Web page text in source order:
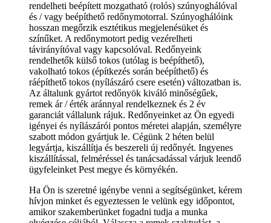
rendelheti beépített mozgatható (rolós) szúnyoghálóval
és / vagy beépíthető redőnymotorral. Szúnyoghálóink
hosszan megőrzik esztétikus megjelenésüket és
színűket. A redőnymotort pedig vezérelheti
távirányítóval vagy kapcsolóval. Redőnyeink
rendelhetők külső tokos (utólag is beépíthető),
vakolható tokos (építkezés során beépíthető) és
ráépíthető tokos (nyílászáró csere esetén) változatban is.
Az általunk gyártot redőnyök kiváló minőségűek,
remek ár / érték aránnyal rendelkeznek és 2 év
garanciát vállalunk rájuk. Redőnyeinket az Ön egyedi
igényei és nyílászárói pontos méretei alapján, személyre
szabott módon gyártjuk le. Cégünk 2 héten belül
legyártja, kiszállítja és beszereli új redőnyét. Ingyenes
kiszállítással, felméréssel és tanácsadással várjuk leendő
ügyfeleinket Pest megye és környékén.
Ha Ön is szeretné igénybe venni a segítségünket, kérem
hívjon minket és egyeztessen le velünk egy időpontot,
amikor szakemberünket fogadni tudja a munka